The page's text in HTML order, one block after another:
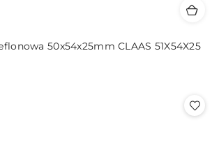
50x54x25mm CLAAS 51X54X25